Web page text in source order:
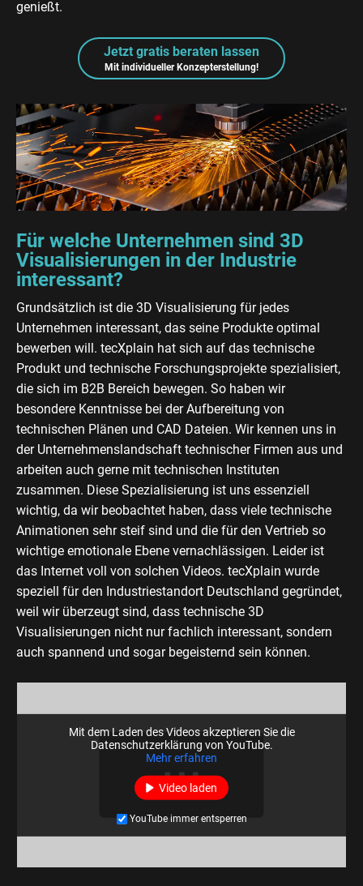
genießt.
Jetzt gratis beraten lassen
Mit individueller Konzepterstellung!
Für welche Unternehmen sind 3D
Visualisierungen in der Industrie
interessant?
Grundsätzlich ist die 3D Visualisierung für jedes
Unternehmen interessant, das seine Produkte optimal
bewerben will. tecXplain hat sich auf das technische
Produkt und technische Forschungsprojekte spezialisiert,
die sich im B2B Bereich bewegen. So haben wir
besondere Kenntnisse bei der Aufbereitung von
technischen Plänen und CAD Dateien. Wir kennen uns in
der Unternehmenslandschaft technischer Firmen aus und
arbeiten auch gerne mit technischen Instituten
zusammen. Diese Spezialisierung ist uns essenziell
wichtig, da wir beobachtet haben, dass viele technische
Animationen sehr steif sind und die für den Vertrieb so
wichtige emotionale Ebene vernachlässigen. Leider ist
das Internet voll von solchen Videos. tecXplain wurde
speziell für den Industriestandort Deutschland gegründet,
weil wir überzeugt sind, dass technische 3D
Visualisierungen nicht nur fachlich interessant, sondern
auch spannend und sogar begeisternd sein können.
Mit dem Laden des Videos akzeptieren Sie die
Datenschutzerklärung von YouTube.
Mehr erfahren
Video laden
YouTube immer entsperren